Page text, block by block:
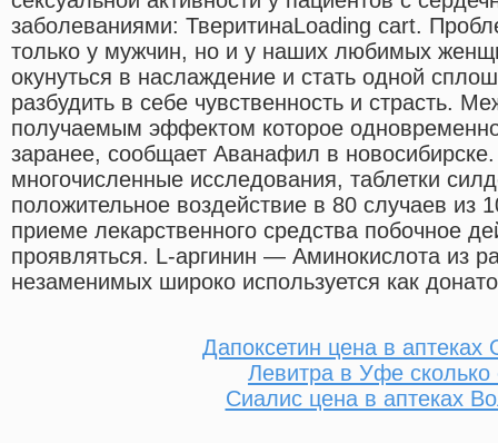
заболеваниями: ТверитинаLoading cart.
только у мужчин, но и у наших любимых
окунуться в наслаждение и стать одной
разбудить в себе чувственность и страсть.
получаемым эффектом которое
заранее, сообщает Аванафил в
многочисленные исследования, таблетки
положительное воздействие в 80 случаев из
приеме лекарственного средства побочное
проявляться. L-аргинин — Аминокислота из
незаменимых широко используется как
Дапоксетин цена в аптеках
Левитра в Уфе сколько
Сиалис цена в аптеках